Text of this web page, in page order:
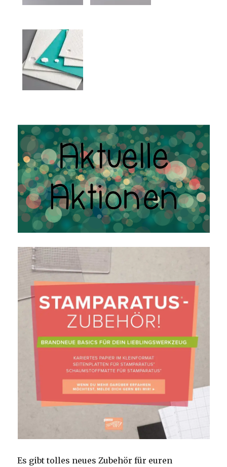
Es gibt tolles neues Zubehör für euren